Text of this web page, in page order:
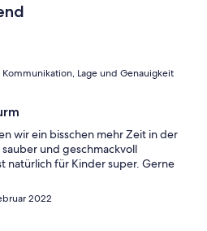
Lage und Genauigkeit
wir ein bisschen mehr Zeit in der
und geschmackvoll
natürlich für Kinder super. Gerne
2022